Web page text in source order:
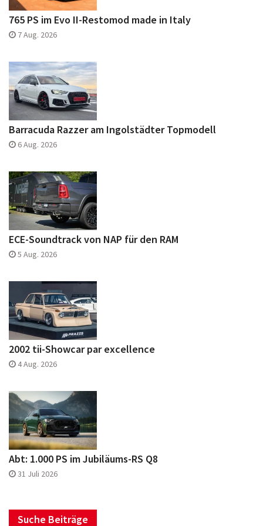
765 PS im Evo II-Restomod made in Italy
7 Aug. 2026
Barracuda Razzer am Ingolstädter Topmodell
6 Aug. 2026
ECE-Soundtrack von NAP für den RAM
5 Aug. 2026
2002 tii-Showcar par excellence
4 Aug. 2026
Abt: 1.000 PS im Jubiläums-RS Q8
31 Juli 2026
Suche Beiträge